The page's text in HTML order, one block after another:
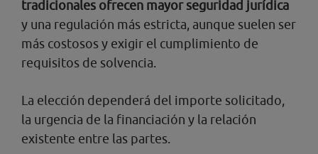
tradicionales ofrecen mayor seguridad jurídica
y una regulación más estricta, aunque suelen ser
más costosos y exigir el cumplimiento de
requisitos de solvencia.
La elección dependerá del importe solicitado,
la urgencia de la financiación y la relación
existente entre las partes.